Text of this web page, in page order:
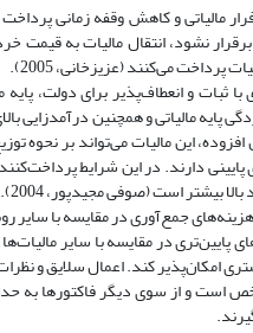
و کاهش وقفه زمانی پرداخت
نشود، انتقال مالیات به قیمت
می‌کنند (عزیزخانی، 2005).
ثبات و انعطاف‌پذیر برای دولت،
پایه مالیاتی و همچنین درآمدزایی
این مالیات می‌تواند بر نحوه
دارند. در این شرایط
بیشتر است (صوفی مجیدپور، 2004).
جمع‌آوری در مقایسه با
پایین‌تری در مقایسه با سایر
امکان‌پذیر کند. اعمال سلایق و
است و از سوی دیگر فاکتورها به